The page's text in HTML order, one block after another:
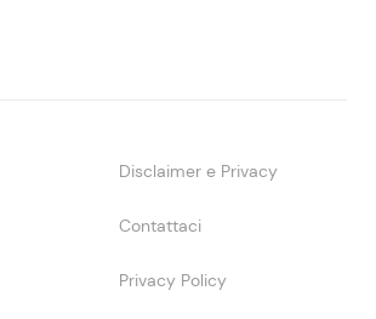
Disclaimer e Privacy
Contattaci
Privacy Policy